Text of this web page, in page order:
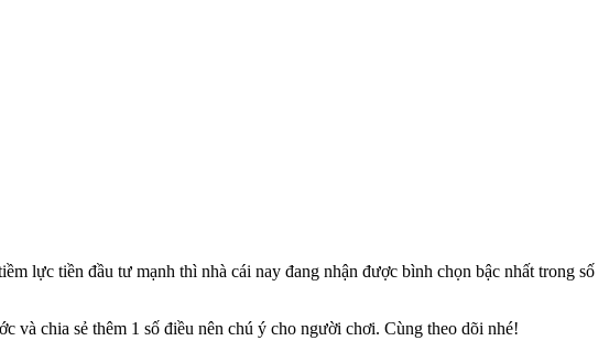
lực tiền đầu tư mạnh thì nhà cái nay đang nhận được bình chọn bậc nhất trong số
và chia sẻ thêm 1 số điều nên chú ý cho người chơi. Cùng theo dõi nhé!